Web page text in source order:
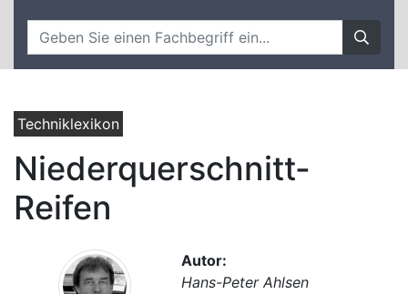
Techniklexikon
Niederquerschnitt-
Reifen
Autor:
Hans-Peter Ahlsen